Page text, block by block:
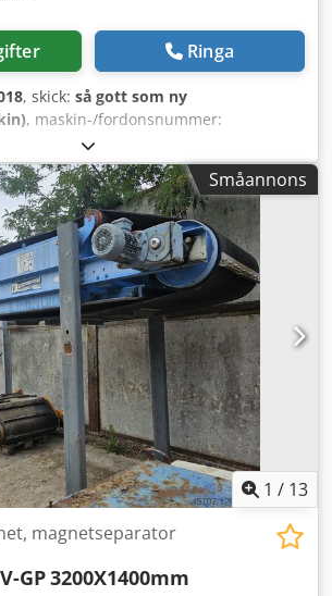
Ringa
, skick: så gott som ny
, maskin-/fordonsnummer:
, Trummagnet - Magnetseparator i hölje
och växellåda Dcodpfxedzqxbs
utförande i rostfritt stål + Skiljeplåt
i form av en lagerenhet +
Mått: L: 420 mm B: 280 mm H: 380 mm
Trumma: Ø 220 x 400 mm
Småannons
1 / 13
magnetseparator
GP3200X1400mm